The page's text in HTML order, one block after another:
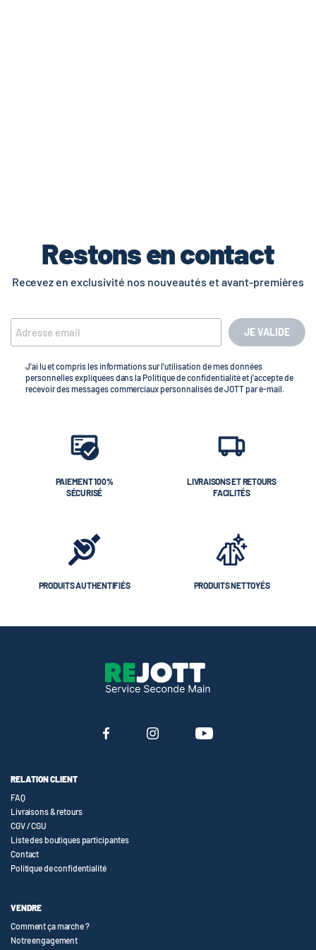
Restons en contact
Recevez en exclusivité nos nouveautés et avant-premières
JE VALIDE
J'ai lu et compris les informations sur l'utilisation de mes données
personnelles expliquées dans la Politique de confidentialité et j'accepte de
recevoir des messages commerciaux personnalisés de JOTT par e-mail.
PAIEMENT 100%
SÉCURISÉ
LIVRAISONS ET RETOURS
FACILITÉS
PRODUITS AUTHENTIFIÉS PRODUITS NETTOYÉS
RELATION CLIENT
FAQ
Livraisons & retours
CGV / CGU
Liste des boutiques participantes
Contact
Politique de confidentialité
VENDRE
Comment ça marche ?
Notre engagement